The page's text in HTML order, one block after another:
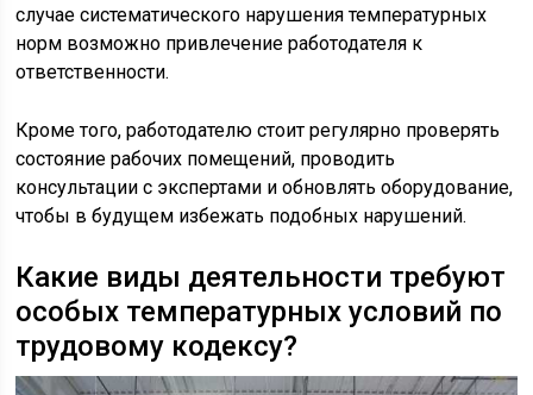
случае систематического нарушения температурных
норм возможно привлечение работодателя к
ответственности.
Кроме того, работодателю стоит регулярно проверять
состояние рабочих помещений, проводить
консультации с экспертами и обновлять оборудование,
чтобы в будущем избежать подобных нарушений.
Какие виды деятельности требуют
особых температурных условий по
трудовому кодексу?